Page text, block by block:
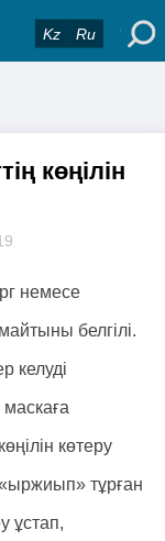
Kz Ru
көңілін
немесе
белгілі.
келуді
маскаға
көтеру
тұрған
ұстап,